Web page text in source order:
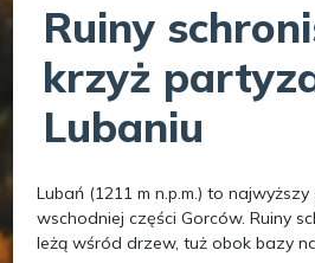
Ruiny
krzyż
Lubaniu
Lubań (1211 m n.p.m.) to
wschodniej części Gorców. Ruiny
leżą wśród drzew, tuż obok bazy